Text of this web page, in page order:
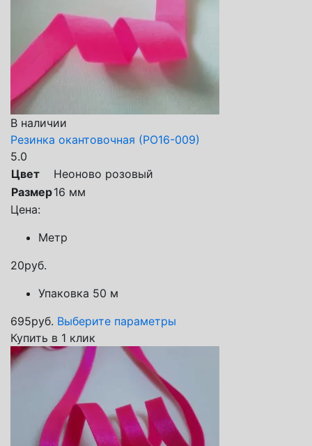
В наличии
Резинка окантовочная (РО16-009)
5.0
Цвет
Неоново розовый
Размер16 мм
Цена:
Метр
20руб.
Упаковка 50 м
695руб. Выберите параметры
Купить в 1 клик